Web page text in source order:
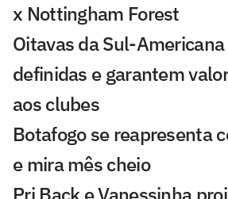
x Nottingham Forest
Oitavas da Sul-
definidas e garantem
aos clubes
Botafogo se reapresenta
e mira mês cheio